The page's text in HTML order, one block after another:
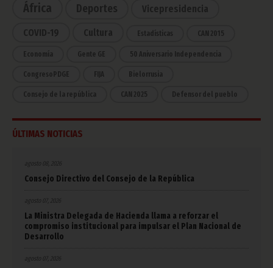
África
Deportes Vicepresidencia
COVID-19 Cultura Estadísticas CAN 2015
Economía Gente GE 50 Aniversario Independencia
CongresoPDGE FIJA Bielorrusia
Consejo de la república CAN 2025 Defensor del pueblo
ÚLTIMAS NOTICIAS
Consejo Directivo del Consejo de la República
agosto 07, 2026
La Ministra Delegada de Hacienda llama a reforzar el
compromiso institucional para impulsar el Plan Nacional de
Desarrollo
agosto 07, 2026